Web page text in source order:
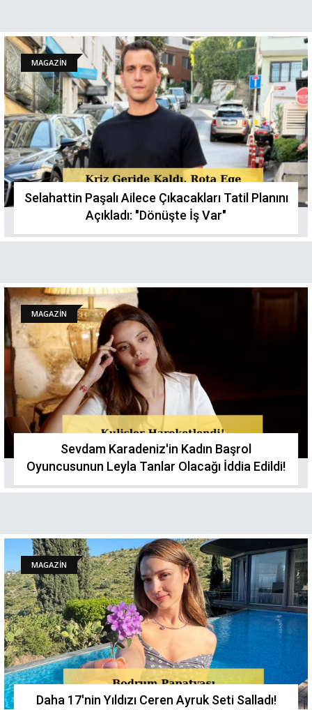
MAGAZİN
Selahattin Paşalı Ailece Çıkacakları Tatil Planını
Açıkladı: "Dönüşte İş Var"
MAGAZİN
Sevdam Karadeniz'in Kadın Başrol
Oyuncusunun Leyla Tanlar Olacağı İddia Edildi!
MAGAZİN
Daha 17'nin Yıldızı Ceren Ayruk Seti Salladı!